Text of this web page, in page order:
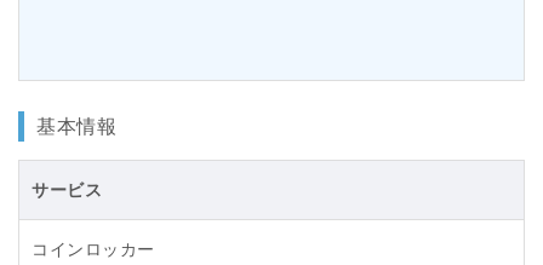
基本情報
サービス
コインロッカー